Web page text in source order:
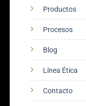
Productos
Procesos
Blog
Línea Ética
Contacto